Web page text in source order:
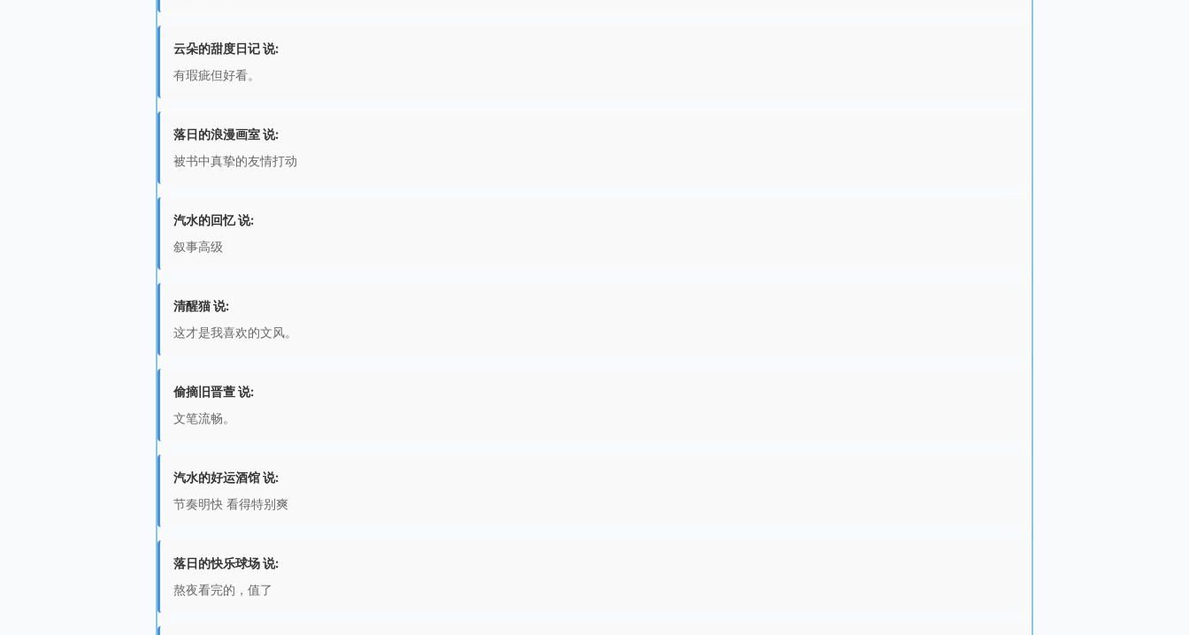
云朵的甜度日记 说:
有瑕疵但好看。
落日的浪漫画室 说:
被书中真挚的友情打动
汽水的回忆 说:
叙事高级
清醒猫 说:
这才是我喜欢的文风。
偷摘旧晋萱 说:
文笔流畅。
汽水的好运酒馆 说:
节奏明快 看得特别爽
落日的快乐球场 说:
熬夜看完的，值了